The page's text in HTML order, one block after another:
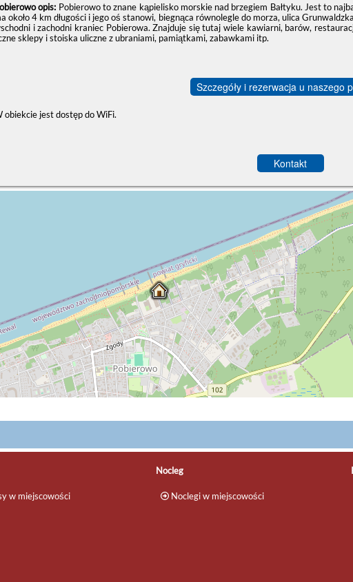
opis: Pobierowo to znane kąpielisko morskie nad brzegiem Bałtyku. Jest to
około 4 km długości i jego oś stanowi, biegnąca równolegle do morza, ulica
i zachodni kraniec Pobierowa. Znajduje się tutaj wiele kawiarni, barów,
sklepy i stoiska uliczne z ubraniami, pamiątkami, zabawkami itp.
Szczegóły i rezerwacja u naszego
obiekcie jest dostęp do WiFi.
Kontakt
w miejscowości
Nocleg
Noclegi w miejscowości